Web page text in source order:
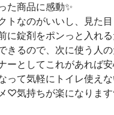
た商品に感動✨
トなのがいいし、見た
に錠剤をポンっと入れる
きるので、次に使う人
ーとしてこれがあれば安
って気軽にトイレ使え
♡気持ちが楽になりま